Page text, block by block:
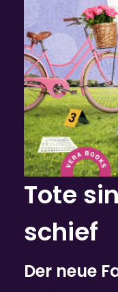
Tote
schief
Der neue